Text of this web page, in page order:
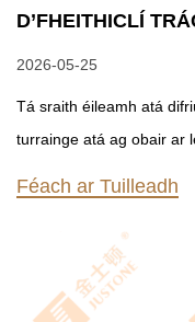
D’FHEITHICLÍ
2026-05-25
Tá sraith éileamh atá
turrainge atá ag obair ar
Féach ar Tuilleadh